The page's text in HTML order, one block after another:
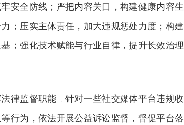
全防线；严把内容关口，构建健康内容生
；压实主体责任，加大违规惩处力度；构建
；强化技术赋能与行业自律，提升长效治理
监督职能，针对一些社交媒体平台违规收
行为，依法开展公益诉讼监督，督促平台落